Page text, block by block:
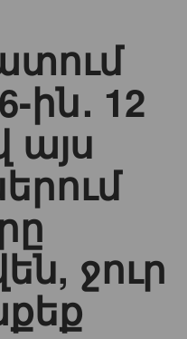
ին․ 12
այս
ջուր